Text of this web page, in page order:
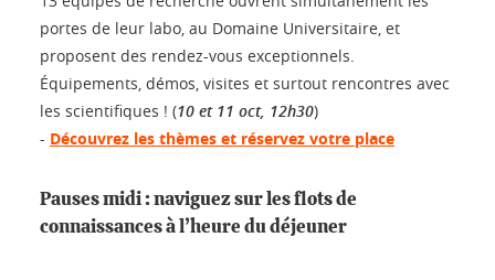
portes de leur labo, au Domaine Universitaire, et
proposent des rendez-vous exceptionnels.
Équipements, démos, visites et surtout rencontres avec
les scientifiques ! (10 et 11 oct, 12h30)
- Découvrez les thèmes et réservez votre place
Pauses midi : naviguez sur les flots de
connaissances à l’heure du déjeuner